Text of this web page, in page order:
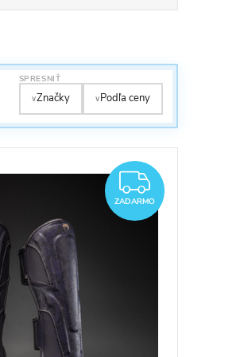
SPRESNIŤ
∨Značky ∨Podľa ceny
ZADARMO